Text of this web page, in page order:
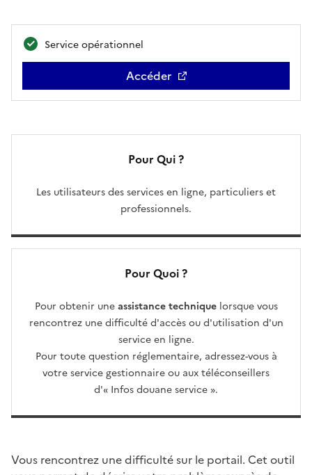
Pour Qui ?
Les utilisateurs des services en ligne, particuliers et
professionnels.
Pour Quoi ?
Pour obtenir uneassistance techniquelorsque vous
rencontrez une difficulté d'accès ou d'utilisation d'un
service en ligne.
Pour toute question réglementaire, adressez-vous à
votre service gestionnaire ou aux téléconseillers
d'« Infos douane service ».
Vous rencontrez une difficulté sur le portail. Cet outil
Service opérationnel
Accéder